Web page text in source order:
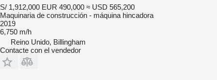
S/ 1,912,000 EUR 490,000 ≈ USD 565,200
Maquinaria de construcción - máquina hincadora
2019
6,750 m/h
Reino Unido, Billingham
Contacte con el vendedor